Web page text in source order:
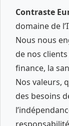
Contraste
domaine de
Nous nous
de nos
finance, la
Nos valeurs,
des besoins